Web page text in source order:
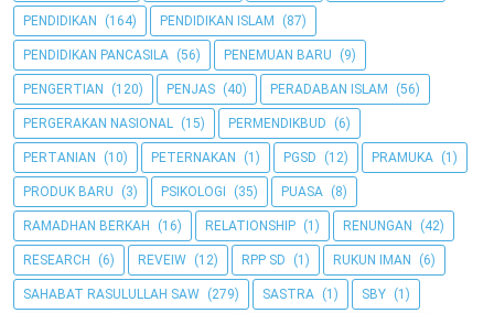
PENDIDIKAN (164) PENDIDIKAN ISLAM (87)
PENDIDIKAN PANCASILA (56) PENEMUAN BARU (9)
PENGERTIAN (120) PENJAS (40) PERADABAN ISLAM (56)
PERGERAKAN NASIONAL (15) PERMENDIKBUD (6)
PERTANIAN (10) PETERNAKAN (1) PGSD (12) PRAMUKA (1)
PRODUK BARU (3) PSIKOLOGI (35) PUASA (8)
RAMADHAN BERKAH (16) RELATIONSHIP (1) RENUNGAN (42)
RESEARCH (6) REVEIW (12) RPP SD (1) RUKUN IMAN (6)
SAHABAT RASULULLAH SAW (279) SASTRA (1) SBY (1)